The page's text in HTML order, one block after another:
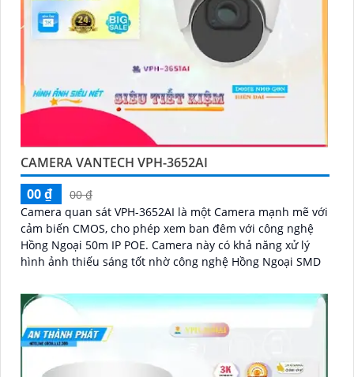
CAMERA VANTECH VPH-3652AI
00 ₫
00 ₫
Camera quan sát VPH-3652AI là một Camera mạnh mẽ với
cảm biến CMOS, cho phép xem ban đêm với công nghệ
Hồng Ngoại 50m IP POE. Camera này có khả năng xử lý
hình ảnh thiếu sáng tốt nhờ công nghệ Hồng Ngoại SMD